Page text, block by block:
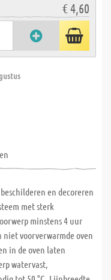
€ 4,60
en decoreren
met sterk
minstens 4 uur
voorverwarmde oven
in de oven laten
watervast,